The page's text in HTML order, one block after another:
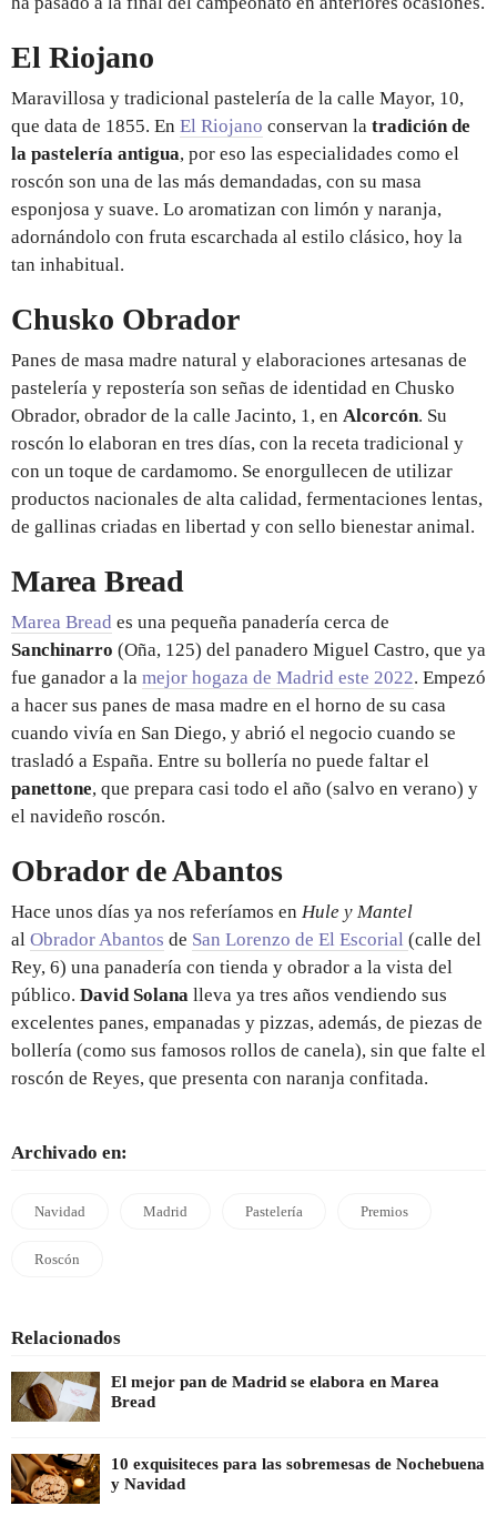
El Riojano
Maravillosa y tradicional pastelería de la calle Mayor, 10,
que data de 1855. En El Riojano conservan la tradición de
la pastelería antigua, por eso las especialidades como el
roscón son una de las más demandadas, con su masa
esponjosa y suave. Lo aromatizan con limón y naranja,
adornándolo con fruta escarchada al estilo clásico, hoy la
tan inhabitual.
Chusko Obrador
Panes de masa madre natural y elaboraciones artesanas de
pastelería y repostería son señas de identidad en Chusko
Obrador, obrador de la calle Jacinto, 1, en Alcorcón. Su
roscón lo elaboran en tres días, con la receta tradicional y
con un toque de cardamomo. Se enorgullecen de utilizar
productos nacionales de alta calidad, fermentaciones lentas,
de gallinas criadas en libertad y con sello bienestar animal.
Marea Bread
Marea Bread es una pequeña panadería cerca de
Sanchinarro (Oña, 125) del panadero Miguel Castro, que ya
fue ganador a la mejor hogaza de Madrid este 2022. Empezó
a hacer sus panes de masa madre en el horno de su casa
cuando vivía en San Diego, y abrió el negocio cuando se
trasladó a España. Entre su bollería no puede faltar el
panettone, que prepara casi todo el año (salvo en verano) y
el navideño roscón.
Obrador de Abantos
Hace unos días ya nos referíamos en Hule y Mantel
al Obrador Abantos de San Lorenzo de El Escorial (calle del
Rey, 6) una panadería con tienda y obrador a la vista del
público. David Solana lleva ya tres años vendiendo sus
excelentes panes, empanadas y pizzas, además, de piezas de
bollería (como sus famosos rollos de canela), sin que falte el
roscón de Reyes, que presenta con naranja confitada.
Archivado en:
Navidad Madrid Pastelería Premios
Roscón
Relacionados
El mejor pan de Madrid se elabora en Marea
Bread
10 exquisiteces para las sobremesas de Nochebuena
y Navidad